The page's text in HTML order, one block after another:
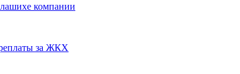
компании
за ЖКХ